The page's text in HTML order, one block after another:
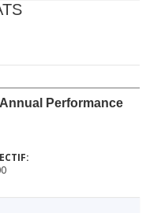
Performance